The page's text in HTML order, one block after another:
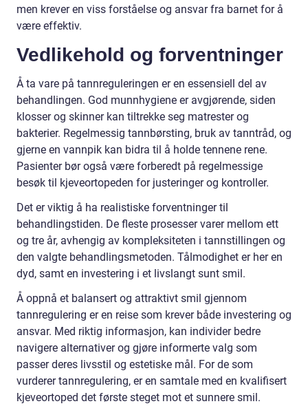
men krever en viss forståelse og ansvar fra barnet for å
være effektiv.
Vedlikehold og forventninger
Å ta vare på tannreguleringen er en essensiell del av
behandlingen. God munnhygiene er avgjørende, siden
klosser og skinner kan tiltrekke seg matrester og
bakterier. Regelmessig tannbørsting, bruk av tanntråd, og
gjerne en vannpik kan bidra til å holde tennene rene.
Pasienter bør også være forberedt på regelmessige
besøk til kjeveortopeden for justeringer og kontroller.
Det er viktig å ha realistiske forventninger til
behandlingstiden. De fleste prosesser varer mellom ett
og tre år, avhengig av kompleksiteten i tannstillingen og
den valgte behandlingsmetoden. Tålmodighet er her en
dyd, samt en investering i et livslangt sunt smil.
Å oppnå et balansert og attraktivt smil gjennom
tannregulering er en reise som krever både investering og
ansvar. Med riktig informasjon, kan individer bedre
navigere alternativer og gjøre informerte valg som
passer deres livsstil og estetiske mål. For de som
vurderer tannregulering, er en samtale med en kvalifisert
kjeveortoped det første steget mot et sunnere smil.